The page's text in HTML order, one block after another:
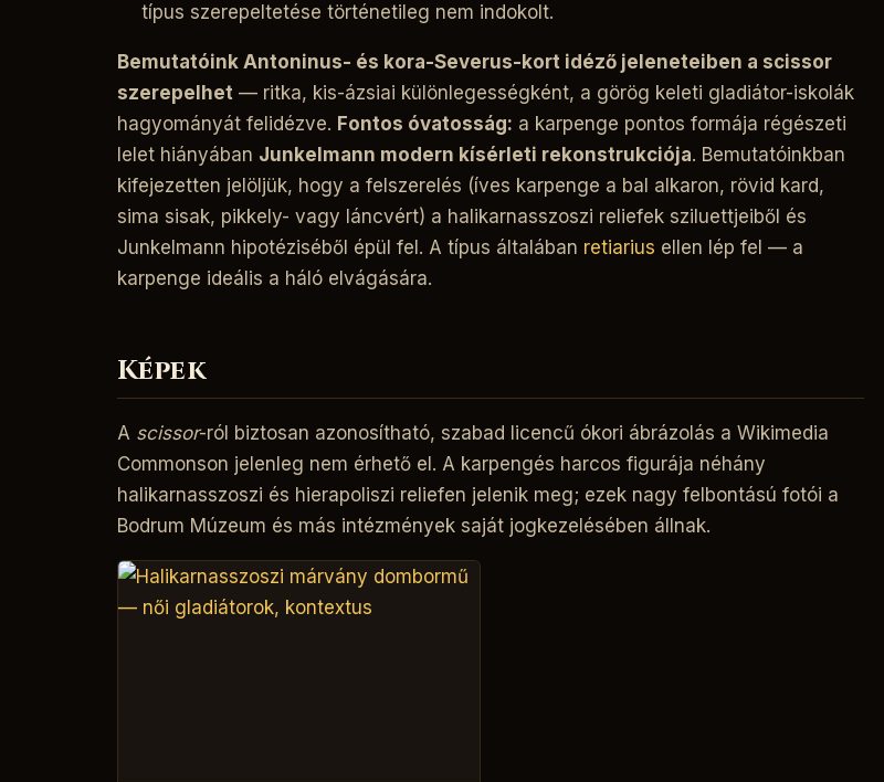
típus szerepeltetése történetileg nem indokolt.
Bemutatóink Antoninus- és kora-Severus-kort idéző jeleneteiben a scissor
szerepelhet — ritka, kis-ázsiai különlegességként, a görög keleti gladiátor-iskolák
hagyományát felidézve. Fontos óvatosság: a karpenge pontos formája régészeti
lelet hiányában Junkelmann modern kísérleti rekonstrukciója. Bemutatóinkban
kifejezetten jelöljük, hogy a felszerelés (íves karpenge a bal alkaron, rövid kard,
sima sisak, pikkely- vagy láncvért) a halikarnasszoszi reliefek sziluettjeiből és
Junkelmann hipotéziséből épül fel. A típus általában retiarius ellen lép fel — a
karpenge ideális a háló elvágására.
Képek
A scissor-ról biztosan azonosítható, szabad licencű ókori ábrázolás a Wikimedia
Commonson jelenleg nem érhető el. A karpengés harcos figurája néhány
halikarnasszoszi és hierapoliszi reliefen jelenik meg; ezek nagy felbontású fotói a
Bodrum Múzeum és más intézmények saját jogkezelésében állnak.